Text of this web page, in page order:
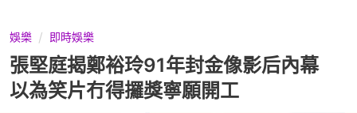
娛樂 即時娛樂
張堅庭揭鄭裕玲91年封金像影后內幕
以為笑片冇得攞獎寧願開工